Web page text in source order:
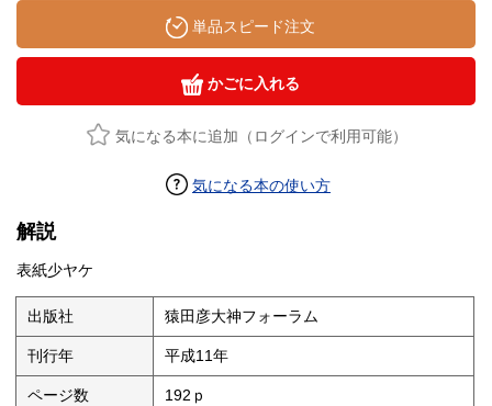
単品スピード注文
かごに入れる
気になる本に追加（ログインで利用可能）
気になる本の使い方
解説
表紙少ヤケ
出版社 猿田彦大神フォーラム
刊行年 平成11年
ページ数 192ｐ